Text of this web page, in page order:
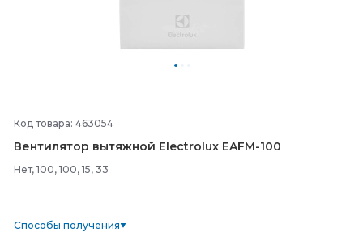
Код товара: 463054
Вентилятор вытяжной Electrolux EAFM-100
Нет, 100, 100, 15, 33
Способы получения